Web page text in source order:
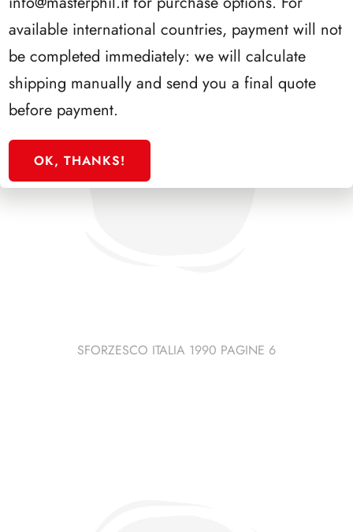
SFORZESCO ITALIA 1990 PAGINE 6
available international countries, payment will not
be completed immediately: we will calculate
shipping manually and send you a final quote
before payment.
OK, THANKS!